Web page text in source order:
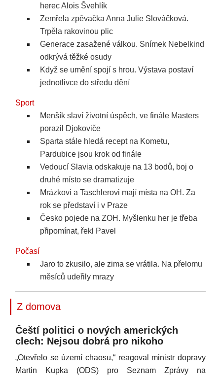
herec Alois Švehlík
Zemřela zpěvačka Anna Julie Slováčková.
Trpěla rakovinou plic
Generace zasažené válkou. Snímek Nebelkind
odkrývá těžké osudy
Když se umění spojí s hrou. Výstava postaví
jednotlivce do středu dění
Sport
Menšík slaví životní úspěch, ve finále Masters
porazil Djokoviče
Sparta stále hledá recept na Kometu,
Pardubice jsou krok od finále
Vedoucí Slavia odskakuje na 13 bodů, boj o
druhé místo se dramatizuje
Mrázkovi a Taschlerovi mají místa na OH. Za
rok se představí i v Praze
Česko pojede na ZOH. Myšlenku her je třeba
připomínat, řekl Pavel
Počasí
Jaro to zkusilo, ale zima se vrátila. Na přelomu
měsíců udeřily mrazy
Z domova
Čeští politici o nových amerických
clech: Nejsou dobrá pro nikoho
„Otevřelo se území chaosu,“ reagoval ministr dopravy
Martin Kupka (ODS) pro Seznam Zprávy na